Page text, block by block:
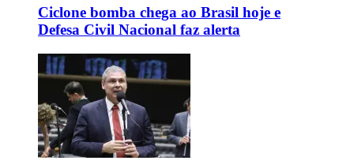
Ciclone bomba chega ao Brasil hoje e
Defesa Civil Nacional faz alerta